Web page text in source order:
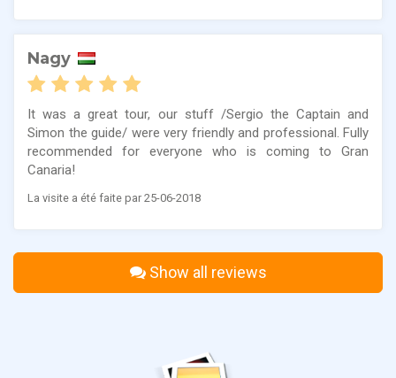
Nagy
It was a great tour, our stuff /Sergio the Captain and
Simon the guide/ were very friendly and professional. Fully
recommended for everyone who is coming to Gran
Canaria!
La visite a été faite par 25-06-2018
Show all reviews